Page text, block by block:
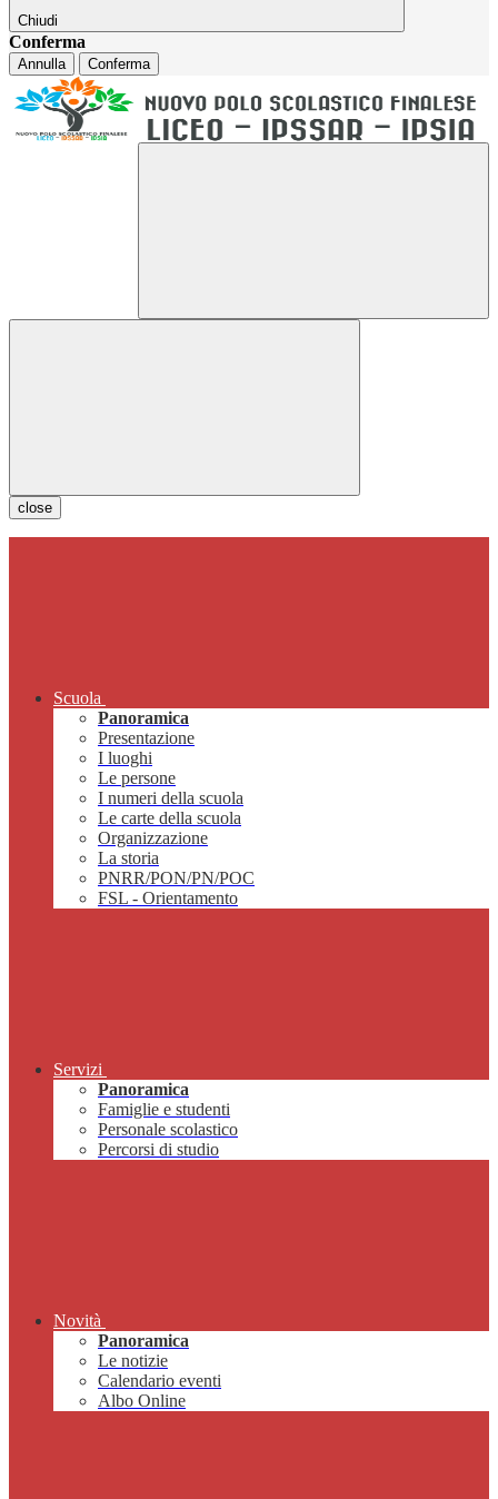
Chiudi
Conferma
Annulla Conferma
close
Scuola
Panoramica
Presentazione
I luoghi
Le persone
I numeri della scuola
Le carte della scuola
Organizzazione
La storia
PNRR/PON/PN/POC
FSL - Orientamento
Servizi
Panoramica
Famiglie e studenti
Personale scolastico
Percorsi di studio
Novità
Panoramica
Le notizie
Calendario eventi
Albo Online